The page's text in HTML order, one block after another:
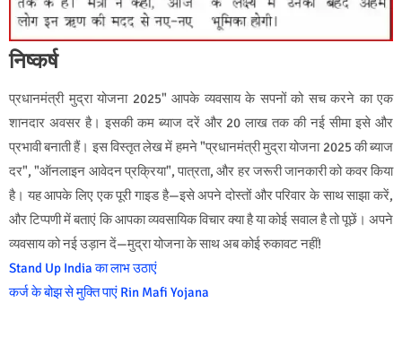
निष्कर्ष
प्रधानमंत्री मुद्रा योजना 2025" आपके व्यवसाय के सपनों को सच करने का एक
शानदार अवसर है। इसकी कम ब्याज दरें और 20 लाख तक की नई सीमा इसे और
प्रभावी बनाती हैं। इस विस्तृत लेख में हमने "प्रधानमंत्री मुद्रा योजना 2025 की ब्याज
दर", "ऑनलाइन आवेदन प्रक्रिया", पात्रता, और हर जरूरी जानकारी को कवर किया
है। यह आपके लिए एक पूरी गाइड है—इसे अपने दोस्तों और परिवार के साथ साझा करें,
और टिप्पणी में बताएं कि आपका व्यवसायिक विचार क्या है या कोई सवाल है तो पूछें। अपने
व्यवसाय को नई उड़ान दें—मुद्रा योजना के साथ अब कोई रुकावट नहीं!
Stand Up India का लाभ उठाएं
कर्ज के बोझ से मुक्ति पाएं Rin Mafi Yojana